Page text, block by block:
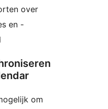
over
en -
om